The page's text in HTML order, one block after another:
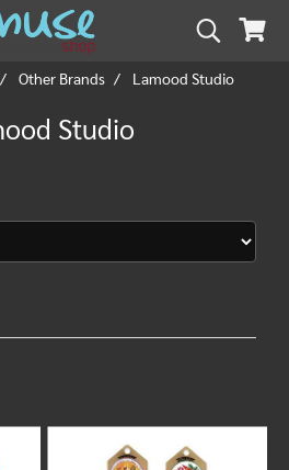
Other Brands Lamood Studio
Studio